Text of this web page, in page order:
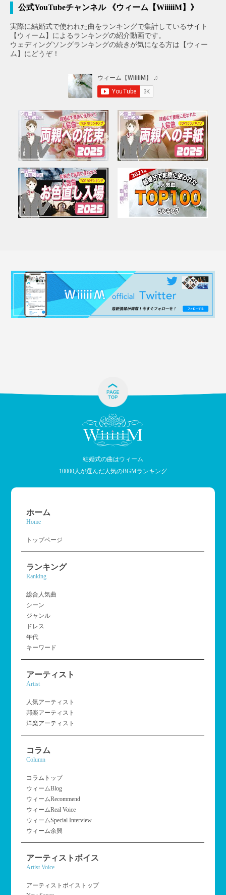
公式YouTubeチャンネル 《ウィーム【WiiiiiM】》
実際に結婚式で使われた曲をランキングで集計しているサイト
【ウィーム】によるランキングの紹介動画です。
ウェディングソングランキングの続きが気になる方は【ウィー
ム】にどうぞ！
結婚式の曲はウィーム
10000人が選んだ人気のBGMランキング
ホーム
Home
トップページ
ランキング
Ranking
総合人気曲
シーン
ジャンル
ドレス
年代
キーワード
アーティスト
Artist
人気アーティスト
邦楽アーティスト
洋楽アーティスト
コラム
Column
コラムトップ
ウィームBlog
ウィームRecommend
ウィームReal Voice
ウィームSpecial Interview
ウィーム余興
アーティストボイス
Artist Voice
アーティストボイストップ